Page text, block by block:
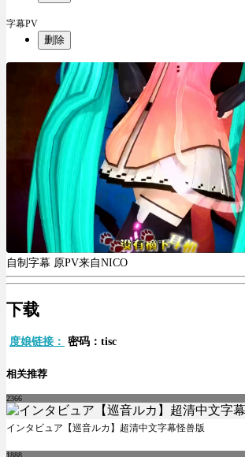
字幕PV
删除
自制字幕 原PV来自NICO
下载
度娘链接： 密码：tisc
相关推荐
2366
インタビュア【巡音ルカ】超清中文字幕怪兽版
1888